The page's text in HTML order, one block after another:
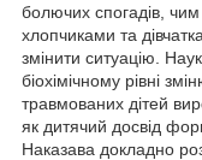
болючих спогадів, чим
хлопчиками та
змінити ситуацію.
біохімічному рівні
травмованих дітей
як дитячий досвід
Наказава докладно